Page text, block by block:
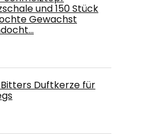
und 150 Stück
Gewachst
Duftkerze für